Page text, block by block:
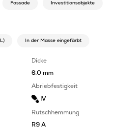
Fassade Investitionsobjekte
In der Masse eingefärbt
Dicke
6.0 mm
Abriebfestigkeit
IV
Rutschhemmung
R9 A